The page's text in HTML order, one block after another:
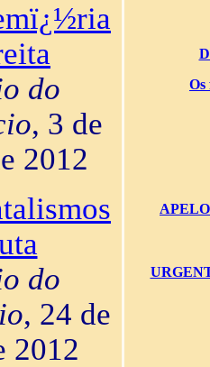
do
, 3 de
2012
do
, 24 de
2012
Os